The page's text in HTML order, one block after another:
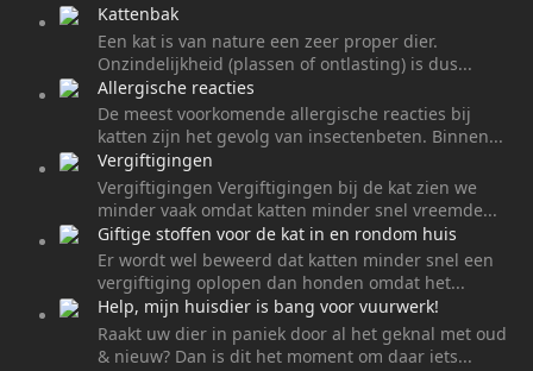
Kattenbak
Een kat is van nature een zeer proper dier.
Onzindelijkheid (plassen of ontlasting) is dus...
Allergische reacties
De meest voorkomende allergische reacties bij
katten zijn het gevolg van insectenbeten. Binnen...
Vergiftigingen
Vergiftigingen Vergiftigingen bij de kat zien we
minder vaak omdat katten minder snel vreemde...
Giftige stoffen voor de kat in en rondom huis
Er wordt wel beweerd dat katten minder snel een
vergiftiging oplopen dan honden omdat het...
Help, mijn huisdier is bang voor vuurwerk!
Raakt uw dier in paniek door al het geknal met oud
& nieuw? Dan is dit het moment om daar iets...